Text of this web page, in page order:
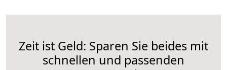
Zeit ist Geld: Sparen Sie beides mit
schnellen und passenden